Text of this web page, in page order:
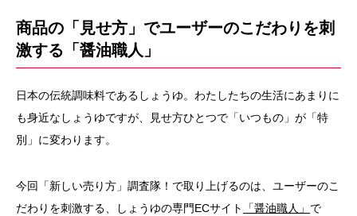
商品の「見せ方」でユーザーのこだわりを刺
激する「醤油職人」
日本の伝統調味料であるしょうゆ。わたしたちの生活にあまりに
も身近なしょうゆですが、見せ方ひとつで「いつもの」が「特
別」に変わります。
今回「新しい売り方」調査隊！で取り上げるのは、ユーザーのこ
だわりを刺激する、しょうゆの専門ECサイト
「醤油職人」 で